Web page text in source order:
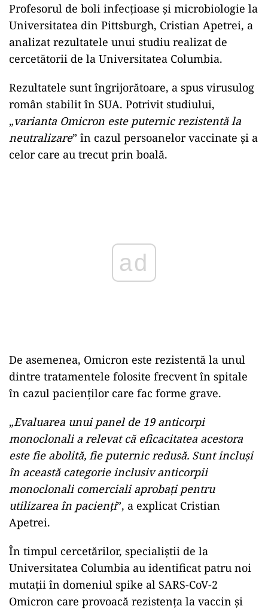
Profesorul de boli infecţioase şi microbiologie la
Universitatea din Pittsburgh, Cristian Apetrei, a
analizat rezultatele unui studiu realizat de
cercetătorii de la Universitatea Columbia.
Rezultatele sunt îngrijorătoare, a spus virusulog
român stabilit în SUA. Potrivit studiului,
„varianta Omicron este puternic rezistentă la
neutralizare” în cazul persoanelor vaccinate şi a
celor care au trecut prin boală.
De asemenea, Omicron este rezistentă la unul
dintre tratamentele folosite frecvent în spitale
în cazul pacienţilor care fac forme grave.
„Evaluarea unui panel de 19 anticorpi
monoclonali a relevat că eficacitatea acestora
este fie abolită, fie puternic redusă. Sunt incluşi
în această categorie inclusiv anticorpii
monoclonali comerciali aprobaţi pentru
utilizarea în pacienţi”, a explicat Cristian
Apetrei.
În timpul cercetărilor, specialiştii de la
Universitatea Columbia au identificat patru noi
mutaţii în domeniul spike al SARS-CoV-2
Omicron care provoacă rezistenţa la vaccin şi